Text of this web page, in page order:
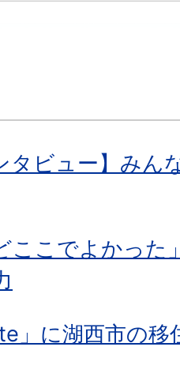
タビュー】みん
ここでよかっ
」に湖西市の移